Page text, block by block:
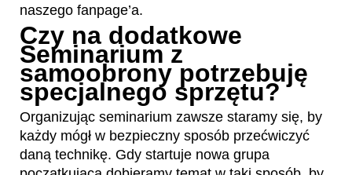
naszego fanpage’a.
Czy na dodatkowe
Seminarium z
samoobrony potrzebuję
specjalnego sprzętu?
Organizując seminarium zawsze staramy się, by
każdy mógł w bezpieczny sposób przećwiczyć
daną technikę. Gdy startuje nowa grupa